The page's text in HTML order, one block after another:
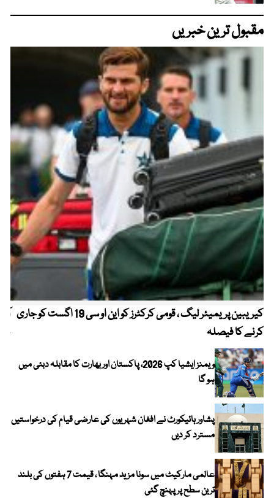
مقبول ترین خبریں
کیریبین پریمیئر لیگ ، قومی کرکٹرز کو این او سی 19 اگست کو جاری
کرنے کا فیصلہ
ویمنز ایشیا کپ 2026، پاکستان اور بھارت کا مقابلہ دبئی میں
ہو گا
پشاور ہائیکورٹ نے افغان شہریوں کی عارضی قیام کی درخواستیں
مسترد کر دیں
عالمی مارکیٹ میں سونا مزید مہنگا ، قیمت 7 ہفتوں کی بلند
ترین سطح پر پہنچ گئی